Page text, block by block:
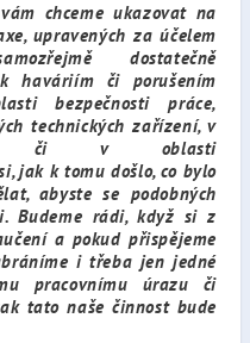
chceme ukazovat na
upravených za účelem
dostatečně
haváriím či porušením
bezpečnosti práce,
technických zařízení, v
či v oblasti
jak k tomu došlo, co bylo
abyste se podobných
Budeme rádi, když si z
a pokud přispějeme
i třeba jen jedné
pracovnímu úrazu či
tato naše činnost bude